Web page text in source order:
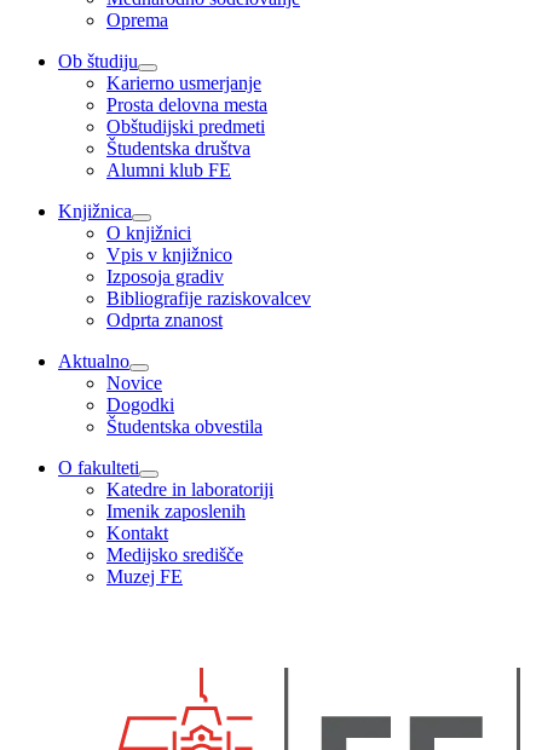
Oprema
Ob študiju
Karierno usmerjanje
Prosta delovna mesta
Obštudijski predmeti
Študentska društva
Alumni klub FE
Knjižnica
O knjižnici
Vpis v knjižnico
Izposoja gradiv
Bibliografije raziskovalcev
Odprta znanost
Aktualno
Novice
Dogodki
Študentska obvestila
O fakulteti
Katedre in laboratoriji
Imenik zaposlenih
Kontakt
Medijsko središče
Muzej FE